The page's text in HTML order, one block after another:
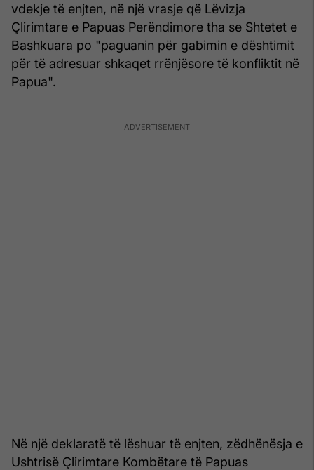
vdekje të enjten, në një vrasje që Lëvizja
Çlirimtare e Papuas Perëndimore tha se Shtetet e
Bashkuara po "paguanin për gabimin e dështimit
për të adresuar shkaqet rrënjësore të konfliktit në
Papua".
Në një deklaratë të lëshuar të enjten, zëdhënësja e
Ushtrisë Çlirimtare Kombëtare të Papuas